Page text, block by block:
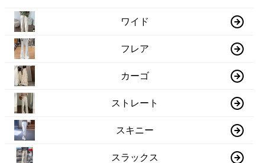
ワイド
フレア
カーゴ
ストレート
スキニー
スラックス